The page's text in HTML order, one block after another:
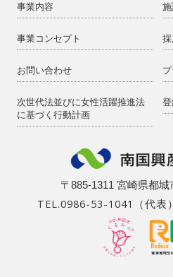
〒885-1311 宮崎県都
TEL.0986-53-1041（代表）
事業内容
事業コンセプト
お問い合わせ
次世代法並びに女性活躍推進法
に基づく行動計画